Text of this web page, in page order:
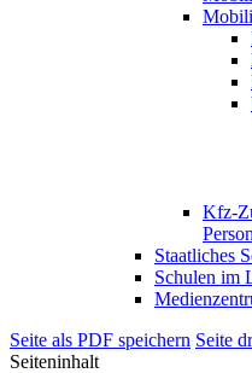
Kfz-
Staatliches
Schulen im
Seite als PDF speichern Seite
Seiteninhalt